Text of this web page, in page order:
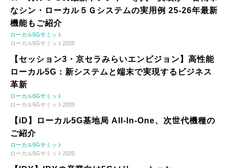
なシン・ローカル５Ｇシステムの実用例 25-26年最新
機能もご紹介
ローカル5Gサミット
ローカル5Gサミット2025
【セッション3・京セラみらいエンビジョン】高性能
ローカル5G：新システムと端末で実現するビジネス
革新
ローカル5Gサミット
ローカル5Gサミット2025
【iD】ローカル5G基地局 All-In-One、次世代機種の
ご紹介
ローカル5Gサミット
ローカル5Gサミット2025